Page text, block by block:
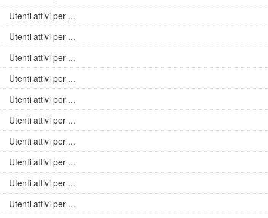
Utenti attivi per ...
Utenti attivi per ...
Utenti attivi per ...
Utenti attivi per ...
Utenti attivi per ...
Utenti attivi per ...
Utenti attivi per ...
Utenti attivi per ...
Utenti attivi per ...
Utenti attivi per ...